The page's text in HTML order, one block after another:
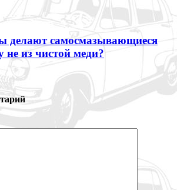
делают самосмазывающиеся
не из чистой меди?